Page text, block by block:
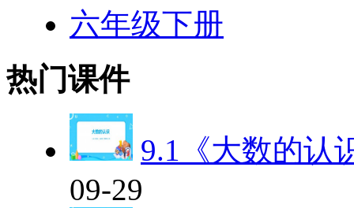
六年级下册
热门课件
9.1《大数的认
09-29